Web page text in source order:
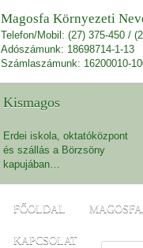
Magosfa Környezeti
Telefon/Mobil: (27) 375-450 /
Adószámunk: 18698714-1-13
Számlaszámunk: 16200010-
Kismagos
Erdei iskola, oktatóközpont
és szállás a Börzsöny
kapujában…
FŐOLDAL
KAPCSOLAT